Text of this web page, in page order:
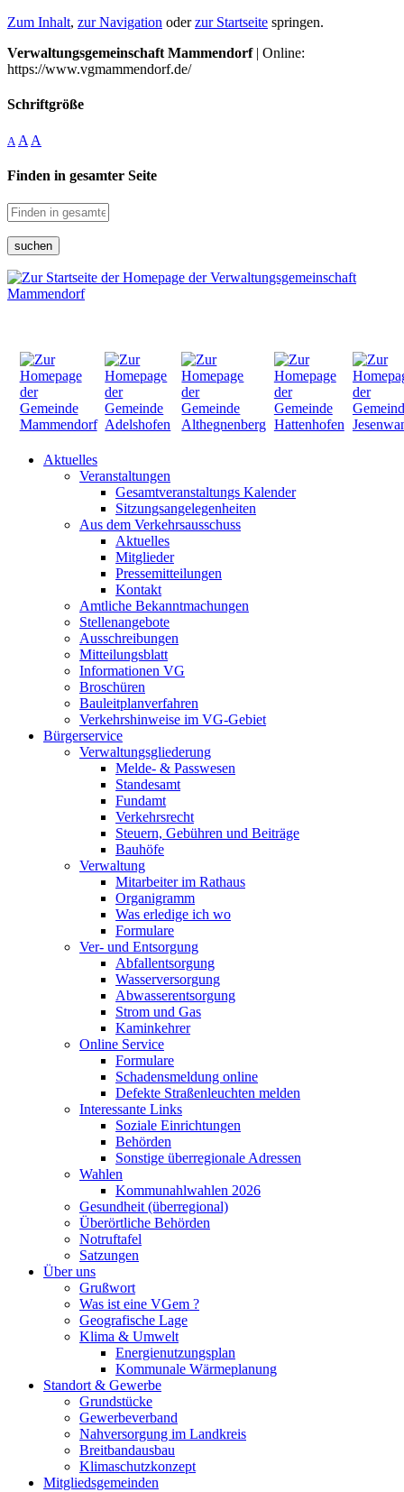
Zum Inhalt, zur Navigation oderzur Startseite springen.
Verwaltungsgemeinschaft Mammendorf| Online:
https://www.vgmammendorf.de/
Schriftgröße
A A A
Finden in gesamter Seite
suchen
Aktuelles
Veranstaltungen
Gesamtveranstaltungs Kalender
Sitzungsangelegenheiten
Aus dem Verkehrsausschuss
Aktuelles
Mitglieder
Pressemitteilungen
Kontakt
Amtliche Bekanntmachungen
Stellenangebote
Ausschreibungen
Mitteilungsblatt
Informationen VG
Broschüren
Bauleitplanverfahren
Verkehrshinweise im VG-Gebiet
Bürgerservice
Verwaltungsgliederung
Melde- & Passwesen
Standesamt
Fundamt
Verkehrsrecht
Steuern, Gebühren und Beiträge
Bauhöfe
Verwaltung
Mitarbeiter im Rathaus
Organigramm
Was erledige ich wo
Formulare
Ver- und Entsorgung
Abfallentsorgung
Wasserversorgung
Abwasserentsorgung
Strom und Gas
Kaminkehrer
Online Service
Formulare
Schadensmeldung online
Defekte Straßenleuchten melden
Interessante Links
Soziale Einrichtungen
Behörden
Sonstige überregionale Adressen
Wahlen
Kommunahlwahlen 2026
Gesundheit (überregional)
Überörtliche Behörden
Notruftafel
Satzungen
Über uns
Grußwort
Was ist eine VGem ?
Geografische Lage
Klima & Umwelt
Energienutzungsplan
Kommunale Wärmeplanung
Standort & Gewerbe
Grundstücke
Gewerbeverband
Nahversorgung im Landkreis
Breitbandausbau
Klimaschutzkonzept
Mitgliedsgemeinden